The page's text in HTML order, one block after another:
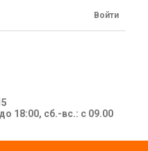
18:00, сб.-вс.: с 09.00
Войти